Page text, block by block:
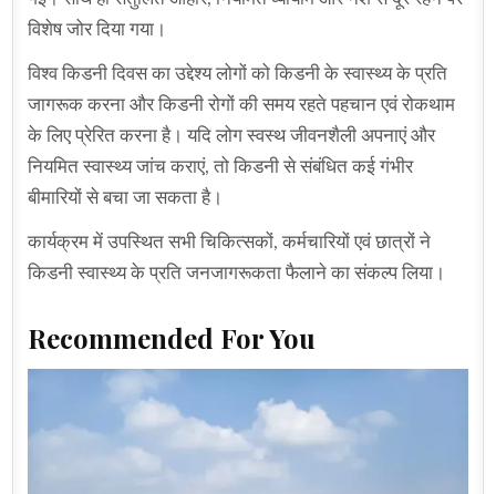
विशेष जोर दिया गया।
विश्व किडनी दिवस का उद्देश्य लोगों को किडनी के स्वास्थ्य के प्रति
जागरूक करना और किडनी रोगों की समय रहते पहचान एवं रोकथाम
के लिए प्रेरित करना है। यदि लोग स्वस्थ जीवनशैली अपनाएं और
नियमित स्वास्थ्य जांच कराएं, तो किडनी से संबंधित कई गंभीर
बीमारियों से बचा जा सकता है।
कार्यक्रम में उपस्थित सभी चिकित्सकों, कर्मचारियों एवं छात्रों ने
किडनी स्वास्थ्य के प्रति जनजागरूकता फैलाने का संकल्प लिया।
Recommended For You